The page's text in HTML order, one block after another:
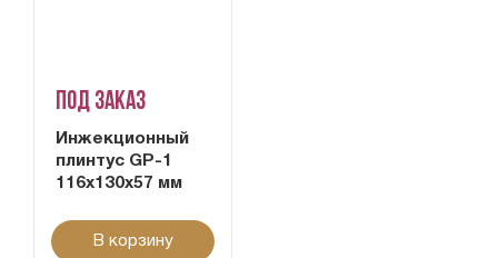
Под заказ
Инжекционный
плинтус GP-1
116x130x57 мм
В корзину